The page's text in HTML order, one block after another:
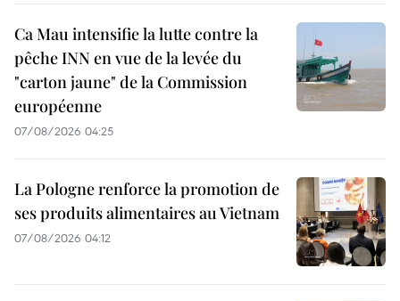
Ca Mau intensifie la lutte contre la
pêche INN en vue de la levée du
"carton jaune" de la Commission
européenne
07/08/2026 04:25
La Pologne renforce la promotion de
ses produits alimentaires au Vietnam
07/08/2026 04:12